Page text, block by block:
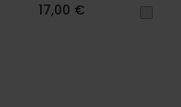
17,00 €